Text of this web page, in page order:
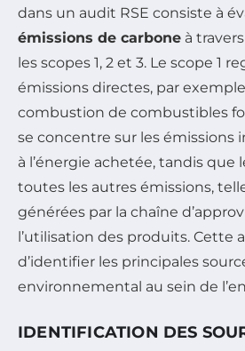
dans un audit RSE consiste à
émissions de carbone à
les scopes 1, 2 et 3. Le scope 1
émissions directes, par
combustion de combustibles
se concentre sur les émissions
à l’énergie achetée, tandis que
toutes les autres émissions,
générées par la chaîne
l’utilisation des produits. Cette
d’identifier les principales
environnemental au sein de
IDENTIFICATION DES